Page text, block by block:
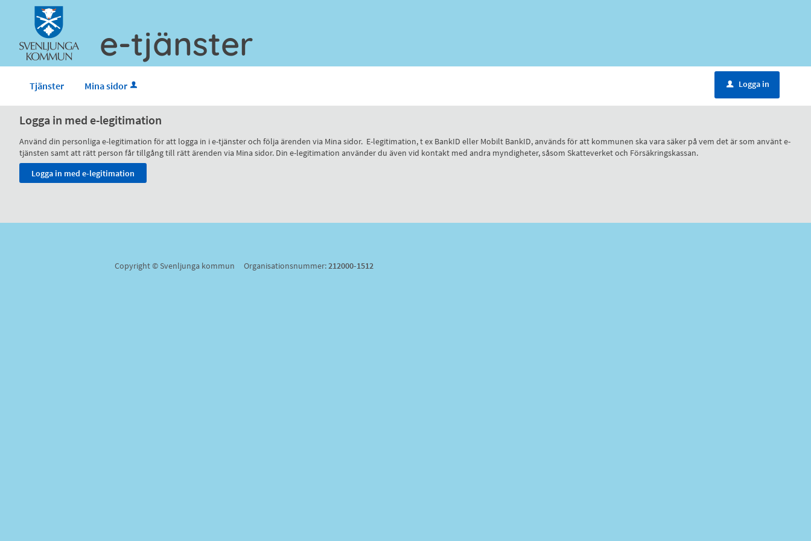
e-tjänster
Tjänster Mina sidor u Logga in
Logga in med e-legitimation
Använd din personliga e-legitimation för att logga in i e-tjänster och följa ärenden via Mina sidor. E-legitimation, t ex BankID eller Mobilt BankID, används för att kommunen ska vara säker på vem det är som använt e-
tjänsten samt att rätt person får tillgång till rätt ärenden via Mina sidor. Din e-legitimation använder du även vid kontakt med andra myndigheter, såsom Skatteverket och Försäkringskassan.
Copyright © Svenljunga kommun Organisationsnummer:212000-1512